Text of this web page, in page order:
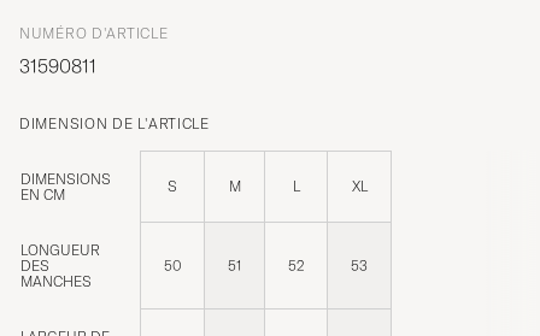
NUMÉRO D'ARTICLE
31590811
DIMENSION DE L'ARTICLE
DIMENSIONS
EN CM
S M L XL
LONGUEUR
DES
MANCHES
50 51 52 53